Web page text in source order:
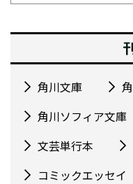
角川文庫
角川ソフィア文庫
文芸単行本
コミックエッセイ